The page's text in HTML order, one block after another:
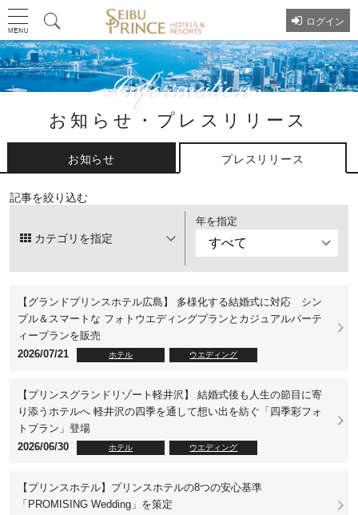
ログイン
お知らせ・プレスリリース
お知らせ プレスリリース
記事を絞り込む
カテゴリを指定
年を指定
【グランドプリンスホテル広島】 多様化する結婚式に対応 シン
プル＆スマートな フォトウエディングプランとカジュアルパーテ
ィープランを販売
2026/07/21
ホテル ウエディング
【プリンスグランドリゾート軽井沢】 結婚式後も人生の節目に寄
り添うホテルへ 軽井沢の四季を通して想い出を紡ぐ「四季彩フォ
トプラン」登場
2026/06/30
ホテル ウエディング
【プリンスホテル】プリンスホテルの8つの安心基準
「PROMISING Wedding」を策定